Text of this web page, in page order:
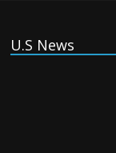
U.S News